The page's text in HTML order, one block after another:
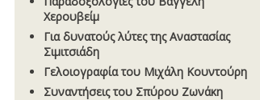
Χερουβείµ
Για δυνατούς λύτες της Αναστασίας
Σιµιτσιάδη
Γελοιογραφία του Μιχάλη Κουντούρη
Συναντήσεις του Σπύρου Ζωνάκη